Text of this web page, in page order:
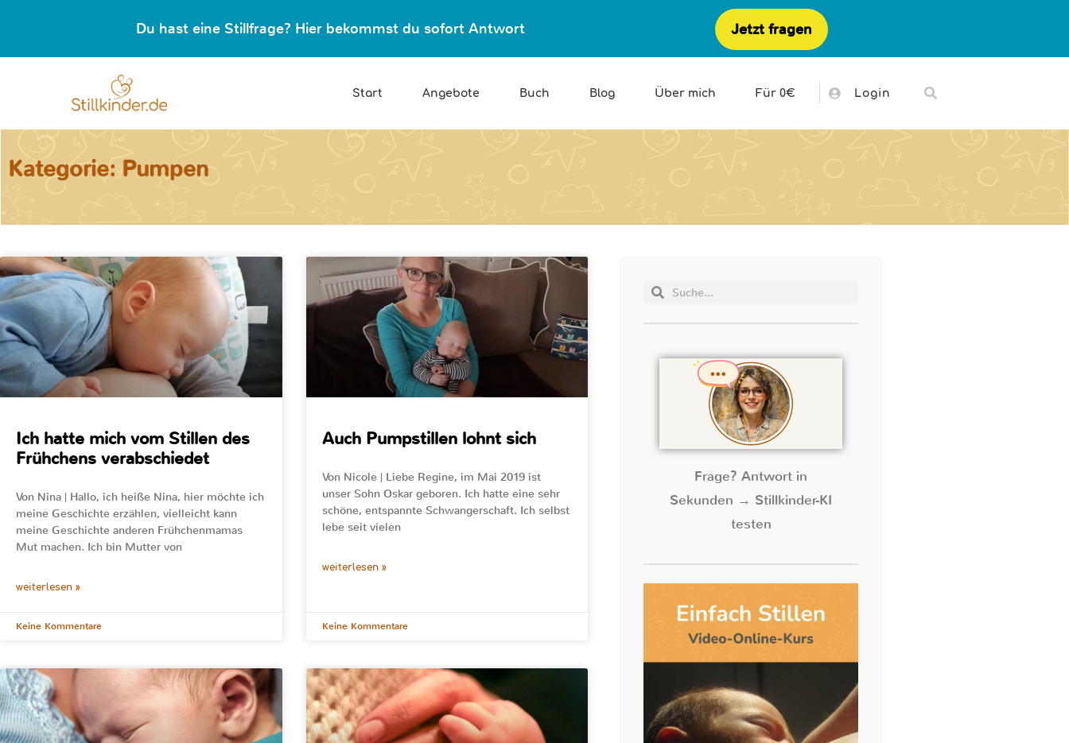
Du hast eine Stillfrage? Hier bekommst du sofort Antwort Jetzt fragen
Start Angebote Buch Blog Über mich Für 0€ Login
Kategorie: Pumpen
Ich hatte mich vom Stillen des
Frühchens verabschiedet
Von Nina | Hallo, ich heiße Nina, hier möchte ich
meine Geschichte erzählen, vielleicht kann
meine Geschichte anderen Frühchenmamas
Mut machen. Ich bin Mutter von
weiterlesen »
Keine Kommentare
Auch Pumpstillen lohnt sich
Von Nicole | Liebe Regine, im Mai 2019 ist
unser Sohn Oskar geboren. Ich hatte eine sehr
schöne, entspannte Schwangerschaft. Ich selbst
lebe seit vielen
weiterlesen »
Keine Kommentare
Frage? Antwort in
Sekunden → Stillkinder-KI
testen